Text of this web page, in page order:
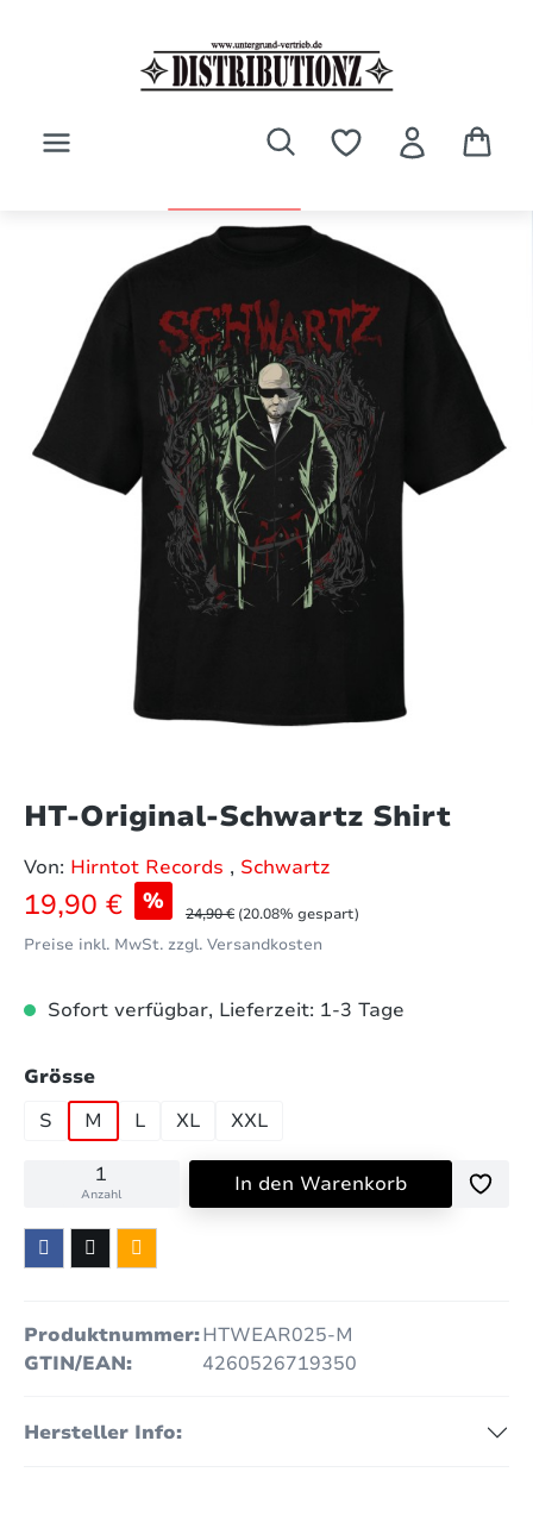
Bildergalerie überspringen
HT-Original-Schwartz Shirt
Von: Hirntot Records , Schwartz
Verkaufspreis:
19,90 € % Regulärer Preis:
24,90 € (20.08% gespart)
Preise inkl. MwSt. zzgl. Versandkosten
Sofort verfügbar, Lieferzeit: 1-3 Tage
Grösseauswählen
S
M L XL XXL
Anzahl In den Warenkorb
Produktnummer:HTWEAR025-M
GTIN/EAN:
4260526719350
Hersteller Info: